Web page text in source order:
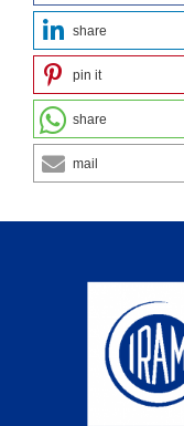
share
pin it
share
mail